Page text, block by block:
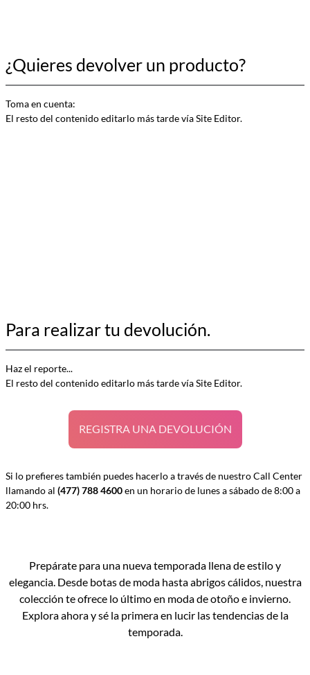
¿Quieres devolver un producto?
Toma en cuenta:
El resto del contenido editarlo más tarde vía Site Editor.
Para realizar tu devolución.
Haz el reporte...
El resto del contenido editarlo más tarde vía Site Editor.
REGISTRA UNA DEVOLUCIÓN
Si lo prefieres también puedes hacerlo a través de nuestro Call Center
llamando al (477) 788 4600en un horario de lunes a sábado de 8:00 a
20:00 hrs.
Prepárate para una nueva temporada llena de estilo y
elegancia. Desde botas de moda hasta abrigos cálidos, nuestra
colección te ofrece lo último en moda de otoño e invierno.
Explora ahora y sé la primera en lucir las tendencias de la
temporada.